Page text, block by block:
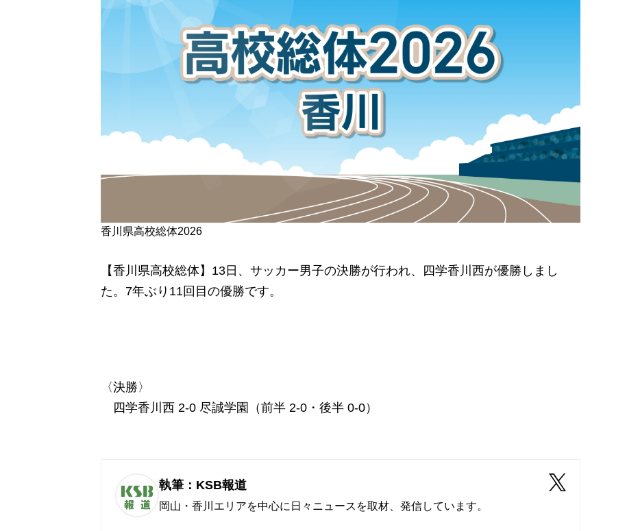
香川県高校総体2026
【香川県高校総体】13日、サッカー男子の決勝が行われ、四学香川西が優勝しまし
た。7年ぶり11回目の優勝です。
〈決勝〉
四学香川西 2-0 尽誠学園（前半 2-0・後半 0-0）
執筆：KSB報道
岡山・香川エリアを中心に日々ニュースを取材、発信しています。